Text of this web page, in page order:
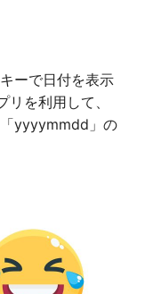
ーで日付を表示
を利用して、
yyyymmdd」の